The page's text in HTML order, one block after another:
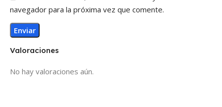
Valoraciones
No hay valoraciones aún.
navegador para la próxima vez que comente.